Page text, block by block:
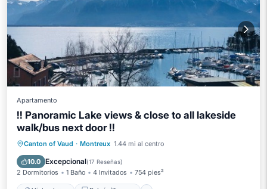
Apartamento
!! Panoramic Lake views & close to all lakeside
walk/bus next door !!
Canton of Vaud · Montreux 1.44 mi al centro
10.0 Excepcional(17 Reseñas)
2 Dormitorios 1 Baño 4 Invitados 754 pies²
Vista al mar
Balcón/Terraza
Vistas
Cocina